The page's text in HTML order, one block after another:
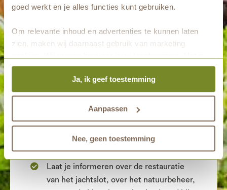
goed werkt en je alles functies kunt gebruiken.
Om relevante inhoud en advertenties te kunnen laten
zien, maken wij daarnaast gebruik van marketing
altijd mogelijk om je toestemming te veranderen. Alle
marketingprestaties worden geanalyseerd, zodat we
onze gasten nog beter kunnen helpen. Wil je meer weten
over het gebruik van cookies? Bekijk dan de andere
Ja, ik geef toestemming
Aanpassen
Nee, geen toestemming
‘Beleef Landgoed Mookerheide’.
Verwonder je over de natuur en het
historische landschap tijdens een
speciaal uitgezette wandeling die je
Kom meer te weten over
natuurbegraven tijdens een lezing.
Laat je informeren over de restauratie
van het jachtslot, over het natuurbeheer,